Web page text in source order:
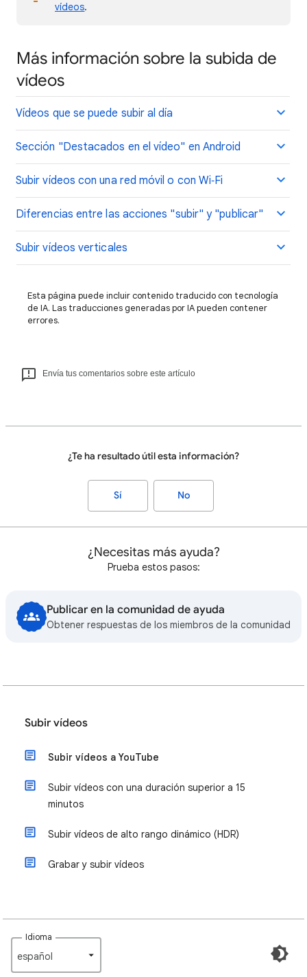
vídeos.
Más información sobre la subida de
vídeos
Vídeos que se puede subir al día
Sección "Destacados en el vídeo" en Android
Subir vídeos con una red móvil o con Wi‑Fi
Diferencias entre las acciones "subir" y "publicar"
Subir vídeos verticales
Esta página puede incluir contenido traducido con tecnología
de IA. Las traducciones generadas por IA pueden contener
errores.
Envía tus comentarios sobre este artículo
¿Te ha resultado útil esta información?
Sí No
¿Necesitas más ayuda?
Prueba estos pasos:
Publicar en la comunidad de ayuda
Obtener respuestas de los miembros de la comunidad
Subir vídeos
Subir vídeos a YouTube
Subir vídeos con una duración superior a 15
minutos
Subir vídeos de alto rango dinámico (HDR)
Grabar y subir vídeos
Idioma
español‎